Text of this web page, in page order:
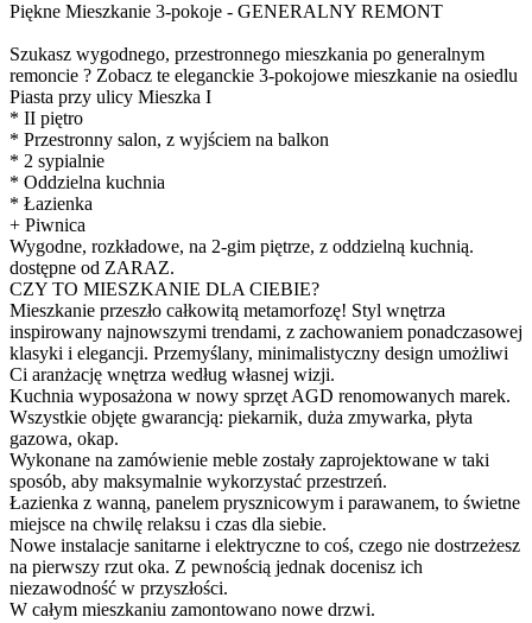
Piękne Mieszkanie 3-pokoje - GENERALNY REMONT
Szukasz wygodnego, przestronnego mieszkania po generalnym
remoncie ? Zobacz te eleganckie 3-pokojowe mieszkanie na osiedlu
Piasta przy ulicy Mieszka I
* II piętro
* Przestronny salon, z wyjściem na balkon
* 2 sypialnie
* Oddzielna kuchnia
* Łazienka
+ Piwnica
Wygodne, rozkładowe, na 2-gim piętrze, z oddzielną kuchnią.
dostępne od ZARAZ.
CZY TO MIESZKANIE DLA CIEBIE?
Mieszkanie przeszło całkowitą metamorfozę! Styl wnętrza
inspirowany najnowszymi trendami, z zachowaniem ponadczasowej
klasyki i elegancji. Przemyślany, minimalistyczny design umożliwi
Ci aranżację wnętrza według własnej wizji.
Kuchnia wyposażona w nowy sprzęt AGD renomowanych marek.
Wszystkie objęte gwarancją: piekarnik, duża zmywarka, płyta
gazowa, okap.
Wykonane na zamówienie meble zostały zaprojektowane w taki
sposób, aby maksymalnie wykorzystać przestrzeń.
Łazienka z wanną, panelem prysznicowym i parawanem, to świetne
miejsce na chwilę relaksu i czas dla siebie.
Nowe instalacje sanitarne i elektryczne to coś, czego nie dostrzeżesz
na pierwszy rzut oka. Z pewnością jednak docenisz ich
niezawodność w przyszłości.
W całym mieszkaniu zamontowano nowe drzwi.